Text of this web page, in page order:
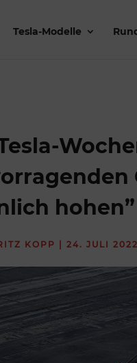
Tesla-Modelle
KOPP | 24. JULI 2022